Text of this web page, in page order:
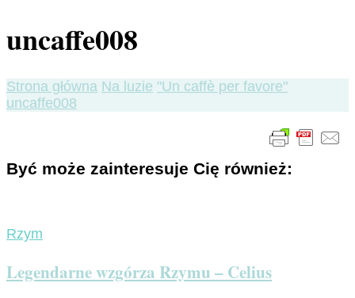
uncaffe008
Strona główna Na luzie "Un caffè per favore"
uncaffe008
Być może zainteresuje Cię również:
Rzym
Legendarne wzgórza Rzymu – Celius